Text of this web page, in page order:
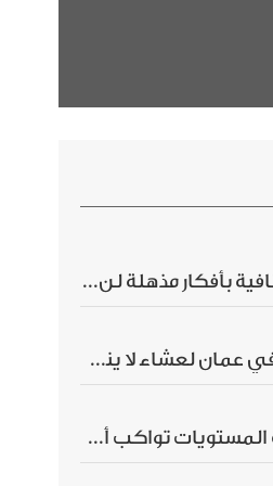
تصاميم مطابخ اسكندنافية بأفكار مذهلة لن ترغبي بتفويتها
أفضل مطاعم مشاوي في عمان لعشاء لا ينسى
تصاميم مطابخ متعددة المستويات تواكب أحدث صيحات الديكور العالمي